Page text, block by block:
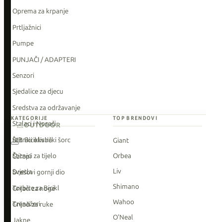
Oprema za krpanje
Prtljažnici
Pumpe
PUNJAČI / ADAPTERI
Senzori
Sjedalice za djecu
Sredstva za održavanje
Stalaci i Nosači
Štitnici okvira
Štitnici za tijelo
Svjetla
Torbice za Bicikl
Trenažeri
KATEGORIJE
BIB Biciklistički šorc
Čarapi
Dresovi gornji dio
Grijači za noge
Grijači za ruke
TOP BRENDOVI
Giant
Orbea
Liv
Shimano
Wahoo
O'Neal
OUTDOOR